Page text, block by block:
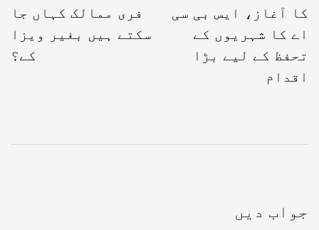
کا آغاز، ایس بی سی
اے کا شہریوں کے
تحفظ کے لیے بڑا
اقدام
فری ممالک کہاں جا
سکتے ہیں بغیر ویزا
کے؟
جواب دیں